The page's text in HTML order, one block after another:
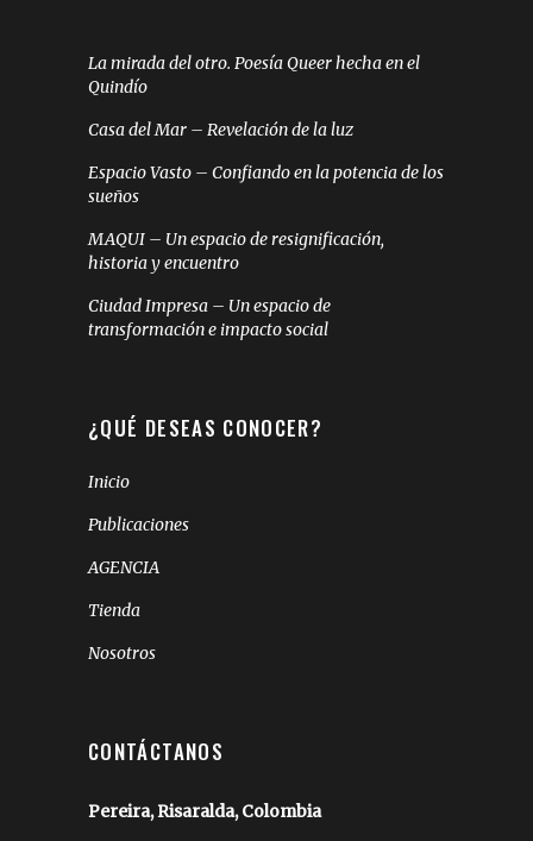
La mirada del otro. Poesía Queer hecha en el
Quindío
Casa del Mar – Revelación de la luz
Espacio Vasto – Confiando en la potencia de los
sueños
MAQUI – Un espacio de resignificación,
historia y encuentro
Ciudad Impresa – Un espacio de
transformación e impacto social
¿QUÉ DESEAS CONOCER?
Inicio
Publicaciones
AGENCIA
Tienda
Nosotros
CONTÁCTANOS
Pereira, Risaralda, Colombia